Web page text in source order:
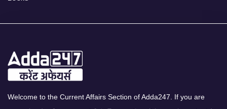
Welcome to the Current Affairs Section of Adda247. If you are